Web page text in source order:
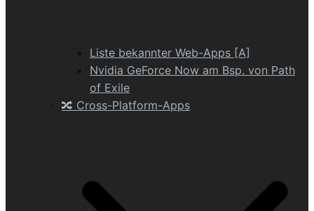
Liste bekannter Web-Apps [A]
Nvidia GeForce Now am Bsp. von Path
of Exile
🔀 Cross-Platform-Apps